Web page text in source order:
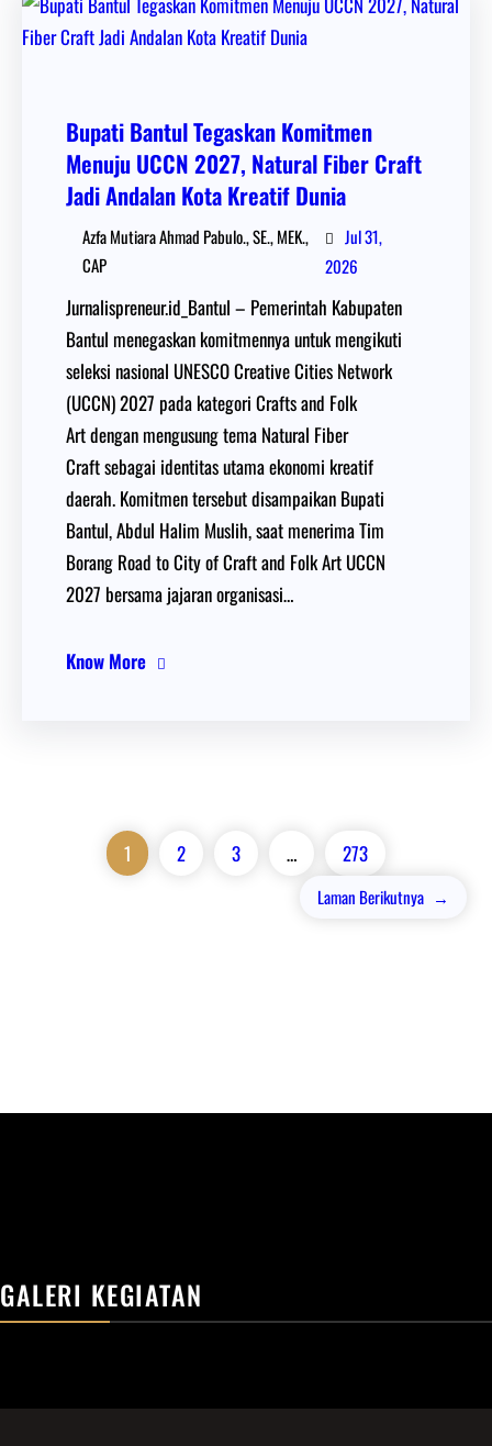
Bupati Bantul Tegaskan Komitmen
Menuju UCCN 2027, Natural Fiber Craft
Jadi Andalan Kota Kreatif Dunia
Azfa Mutiara Ahmad Pabulo., SE., MEK.,
CAP
Jul 31,
2026
Jurnalispreneur.id_Bantul – Pemerintah Kabupaten
Bantul menegaskan komitmennya untuk mengikuti
seleksi nasional UNESCO Creative Cities Network
(UCCN) 2027 pada kategori Crafts and Folk
Art dengan mengusung tema Natural Fiber
Craft sebagai identitas utama ekonomi kreatif
daerah. Komitmen tersebut disampaikan Bupati
Bantul, Abdul Halim Muslih, saat menerima Tim
Borang Road to City of Craft and Folk Art UCCN
2027 bersama jajaran organisasi…
Know More
1 2 3 … 273
Laman Berikutnya →
GALERI KEGIATAN